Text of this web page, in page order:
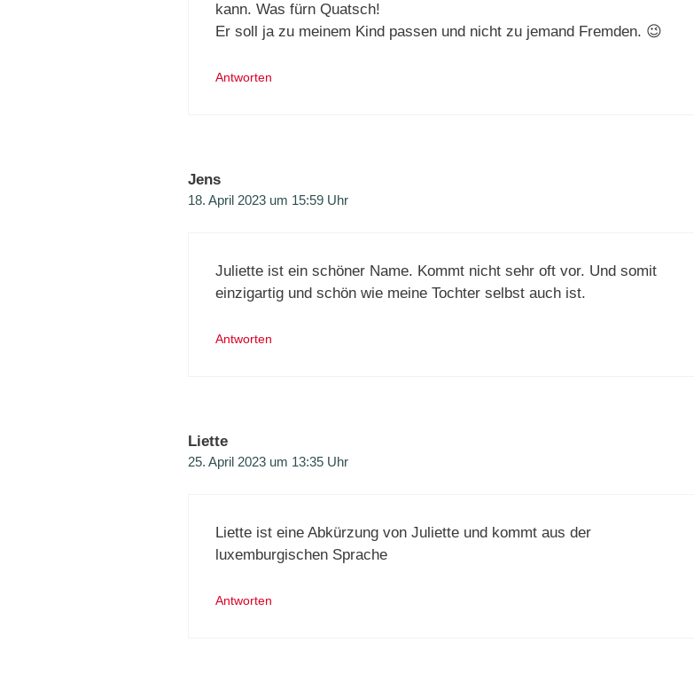
kann. Was fürn Quatsch!
Er soll ja zu meinem Kind passen und nicht zu jemand Fremden. 😉
Antworten
Jens
18. April 2023 um 15:59 Uhr
Juliette ist ein schöner Name. Kommt nicht sehr oft vor. Und somit
einzigartig und schön wie meine Tochter selbst auch ist.
Antworten
Liette
25. April 2023 um 13:35 Uhr
Liette ist eine Abkürzung von Juliette und kommt aus der
luxemburgischen Sprache
Antworten